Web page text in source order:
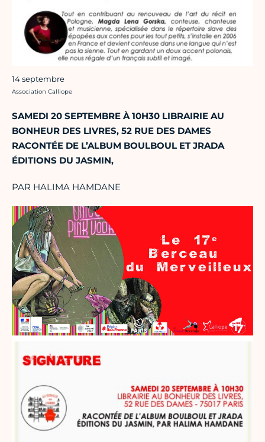
14 septembre
Crédit photo :
Association Calliope
SAMEDI 20 SEPTEMBRE À 10H30 LIBRAIRIE AU
BONHEUR DES LIVRES, 52 RUE DES DAMES
RACONTÉE DE L’ALBUM BOULBOUL ET JRADA
ÉDITIONS DU JASMIN,
PAR HALIMA HAMDANE